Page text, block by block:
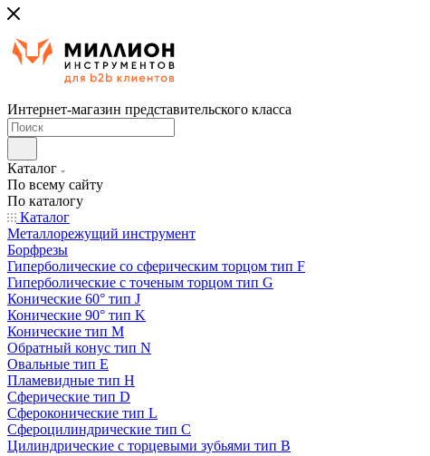
Интернет-магазин представительского класса
Каталог
По всему сайту
По каталогу
Каталог
Металлорежущий инструмент
Борфрезы
Гиперболические cо сферическим торцом тип F
Гиперболические с точеным торцом тип G
Конические 60° тип J
Конические 90° тип K
Конические тип M
Обратный конус тип N
Овальные тип E
Пламевидные тип H
Сферические тип D
Сфероконические тип L
Сфероцилиндрические тип C
Цилиндрические с торцевыми зубьями тип B